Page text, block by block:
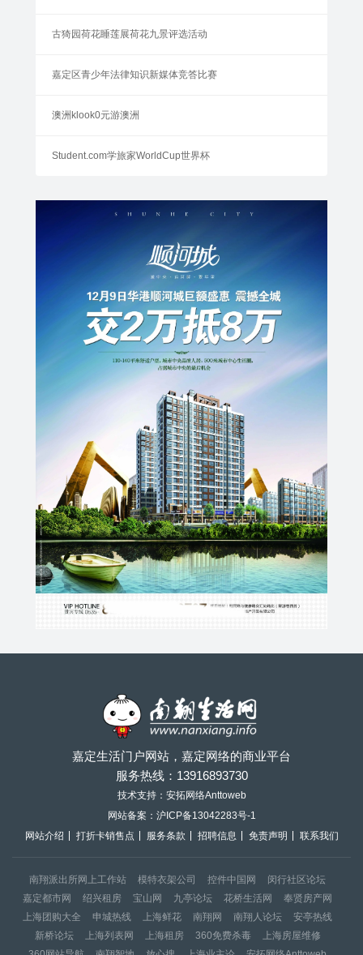
古猗园荷花睡莲展荷花九景评选活动
嘉定区青少年法律知识新媒体竞答比赛
澳洲klook0元游澳洲
Student.com学旅家WorldCup世界杯
嘉定生活门户网站，嘉定网络的商业平台
服务热线： 13916893730
技术支持：安拓网络Anttoweb
网站备案： 沪ICP备13042283号-1
网站介绍
打折卡销售点 服务条款 招聘信息 免责声明 联系我们
南翔派出所网上工作站 模特衣架公司 控件中国网
闵行社区论坛
嘉定都市网
绍兴租房 宝山网 九亭论坛 花桥生活网
奉贤房产网
上海团购大全
申城热线 上海鲜花 南翔网 南翔人论坛
安亭热线
新桥论坛
上海列表网 上海租房 360免费杀毒
上海房屋维修